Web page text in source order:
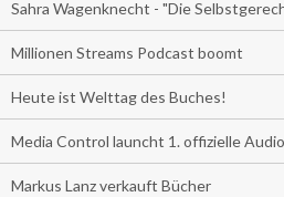
Sahra Wagenknecht - "Die
Millionen Streams Podcast boomt
Heute ist Welttag des Buches!
Media Control launcht 1. offizielle
Markus Lanz verkauft Bücher